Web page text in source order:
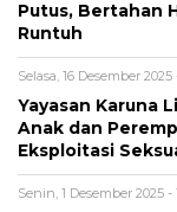
Putus, Bertahan
Runtuh
Selasa, 16 Desember 2025
Yayasan Karuna
Anak dan
Eksploitasi
Senin, 1 Desember 2025 -